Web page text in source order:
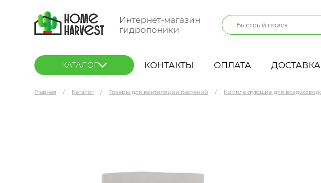
Интернет-магазин
гидропоники
КАТАЛОГ КОНТАКТЫ ОПЛАТА ДОСТАВКА
Главная Каталог Товары для вентиляции растений Комплектующие для